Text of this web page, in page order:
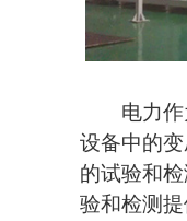
电力作为
设备中的
的试验和
验和检测